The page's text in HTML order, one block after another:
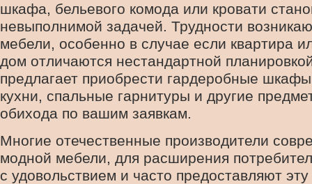
шкафа, бельевого комода или кровати
невыполнимой задачей. Трудности
мебели, особенно в случае если квартира
дом отличаются нестандартной
предлагает приобрести гардеробные
кухни, спальные гарнитуры и другие
обихода по вашим заявкам.
Многие отечественные производители
модной мебели, для расширения
с удовольствием и часто предоставляют эту